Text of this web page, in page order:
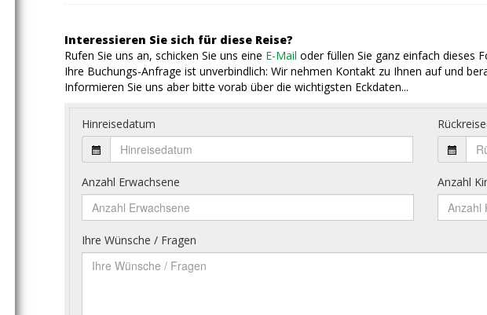
Interessieren Sie sich für diese Reise?
Rufen Sie uns an, schicken Sie uns eine E-Mail oder füllen Sie ganz einfach dieses
Ihre Buchungs-Anfrage ist unverbindlich: Wir nehmen Kontakt zu Ihnen auf und
Informieren Sie uns aber bitte vorab über die wichtigsten Eckdaten...